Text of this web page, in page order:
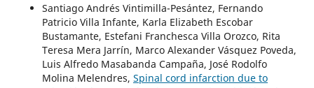
Santiago Andrés Vintimilla-Pesántez, Fernando
Patricio Villa Infante, Karla Elizabeth Escobar
Bustamante, Estefani Franchesca Villa Orozco, Rita
Teresa Mera Jarrín, Marco Alexander Vásquez Poveda,
Luis Alfredo Masabanda Campaña, José Rodolfo
Molina Melendres, Spinal cord infarction due to